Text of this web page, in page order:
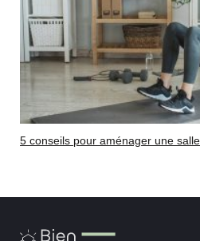
5 conseils pour aménager une
Bien